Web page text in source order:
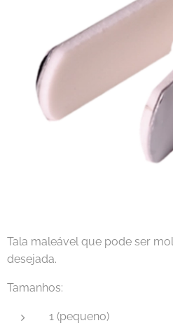
Tala maleável que pode ser
desejada.
Tamanhos:
1 (pequeno)